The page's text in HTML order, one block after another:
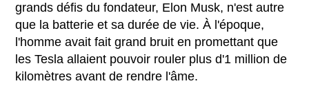
grands défis du fondateur, Elon Musk, n'est autre
que la batterie et sa durée de vie. À l'époque,
l'homme avait fait grand bruit en promettant que
les Tesla allaient pouvoir rouler plus d'1 million de
kilomètres avant de rendre l'âme.